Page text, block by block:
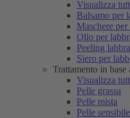
Visualizza
Balsamo per
Maschere per
Olio per
Peeling labbra
Siero per
Trattamento in
Visualizza
Pelle grassa
Pelle mista
Pelle sensibile